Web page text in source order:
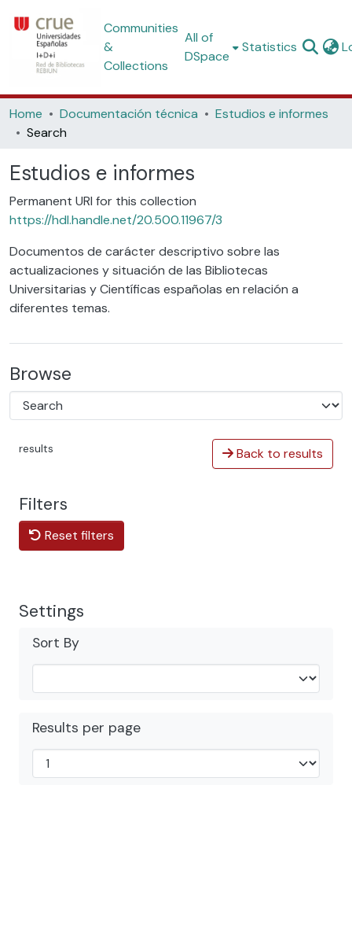
Communities
&
Collections
All of
DSpace
Statistics
Home Documentación técnica
Estudios e informes
Search
Estudios e informes
Permanent URI for this collection
https://hdl.handle.net/20.500.11967/3
Documentos de carácter descriptivo sobre las
actualizaciones y situación de las Bibliotecas
Universitarias y Científicas españolas en relación a
diferentes temas.
Browse
results Back to results
Filters
Reset filters
Settings
Sort By
Results per page